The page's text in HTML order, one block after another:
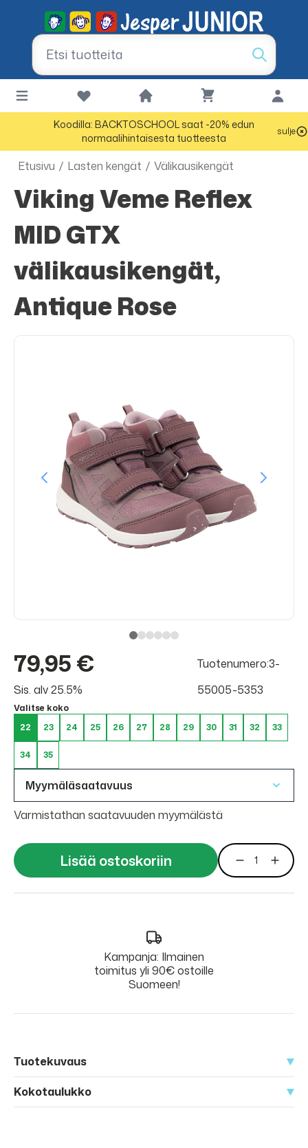
Koodilla: BACKTOSCHOOL saat -20% edun
normaalihintaisesta tuotteesta
sulje
Etusivu / Lasten kengät / Välikausikengät
Viking Veme Reflex
MID GTX
välikausikengät,
Antique Rose
79,95 €
Sis. alv 25.5%
Tuotenumero:3-
55005-5353
Valitse koko
22
23 24 25 26 27 28 29 30 31 32 33
34 35
Myymäläsaatavuus
Varmistathan saatavuuden myymälästä
Lisää ostoskoriin
Kampanja: Ilmainen
toimitus yli 90€ ostoille
Suomeen!
Tuotekuvaus
Kokotaulukko